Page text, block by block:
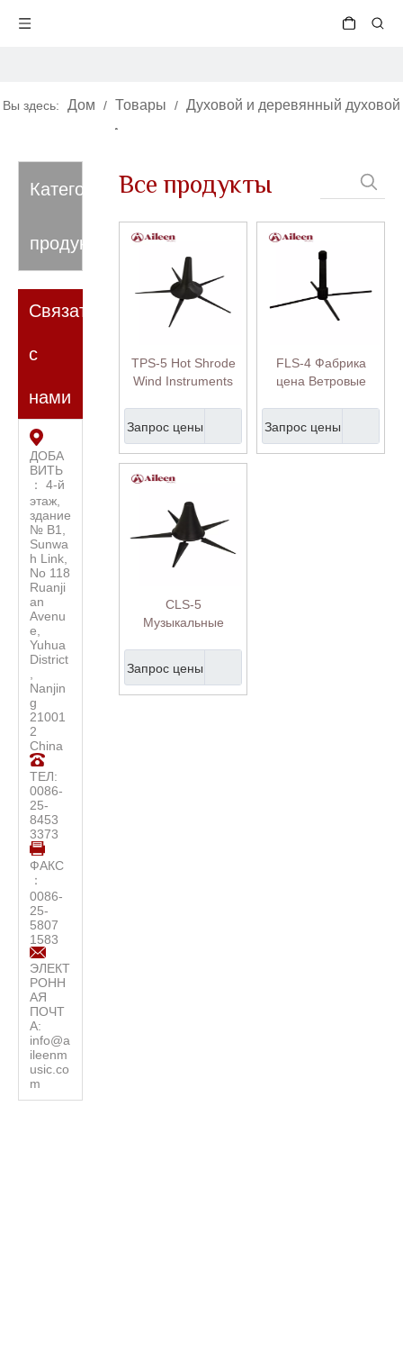
Вы здесь: Дом / Товары / Духовой и деревянный духовой
Аксессуары для духовых инструментов
Категория
продукта
Связаться
с
нами
ДОБА
ВИТЬ
： 4-й
этаж,
здание
№ B1,
Sunwa
h Link,
No 118
Ruanji
an
Avenu
e,
Yuhua
District
Nanjin
g
21001
2
China
ТЕЛ:
0086-
25-
8453
3373
ФАКС
：
0086-
25-
5807
1583
ЭЛЕКТ
РОНН
АЯ
ПОЧТ
А:
info@a
ileenm
usic.co
m
Все продукты
TPS-5 Hot Shrode
Wind Instruments
портативный
подставка для
Запрос цены
FLS-4 Фабрика
цена Ветровые
инструментов
четырехлетов
Запрос цены
CLS-5
Музыкальные
Запрос цены